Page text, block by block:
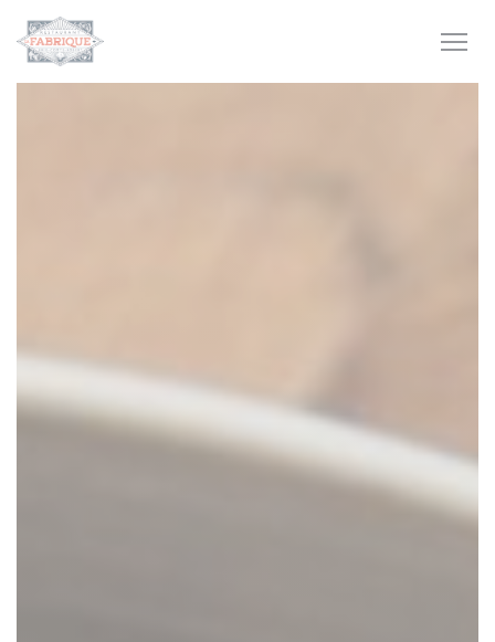
Personnalisation de vos choix en matière de cookies